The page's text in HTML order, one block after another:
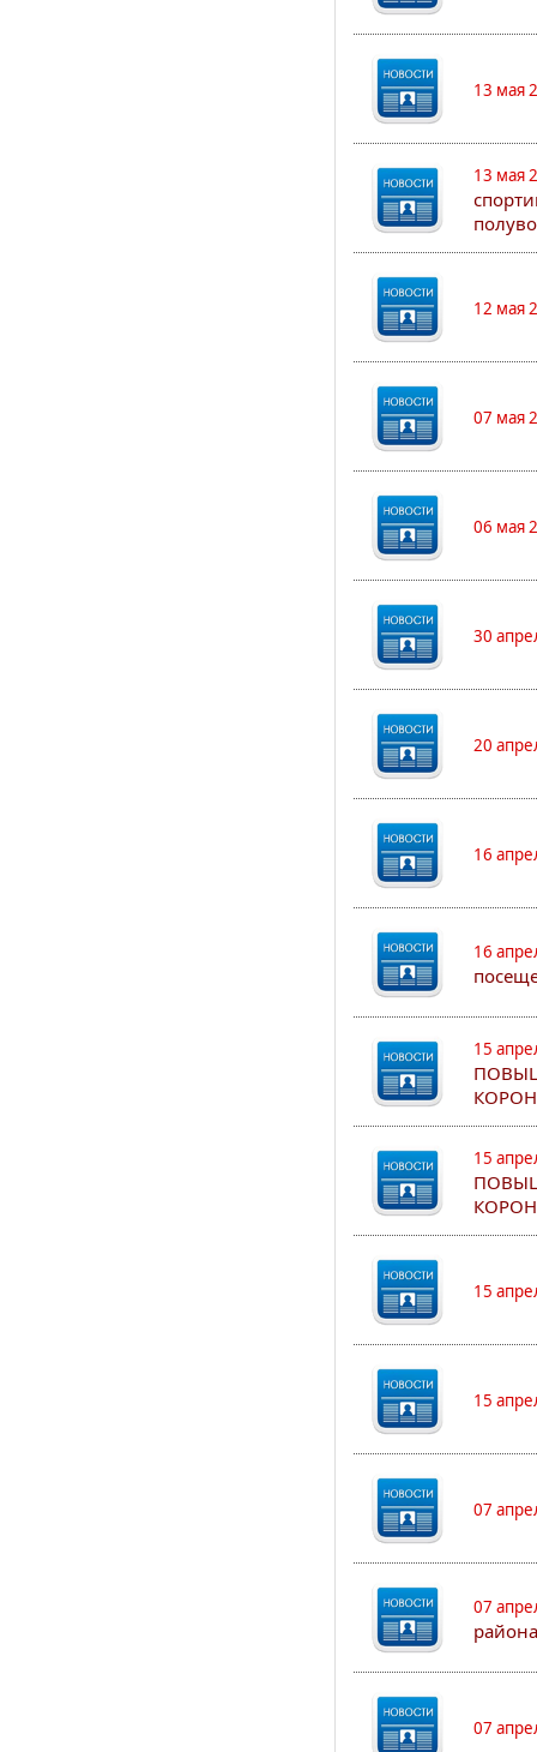
13 мая
13 мая
12 мая
07 мая
06 мая
30
20
16
16
15
15
15
15
07
07
07